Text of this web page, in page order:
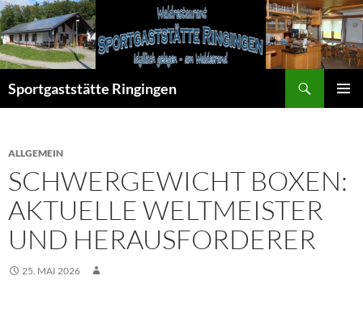
Zum
Inhalt
springen
Sportgaststätte Ringingen
ALLGEMEIN
SCHWERGEWICHT BOXEN:
AKTUELLE WELTMEISTER
UND HERAUSFORDERER
25. MAI 2026